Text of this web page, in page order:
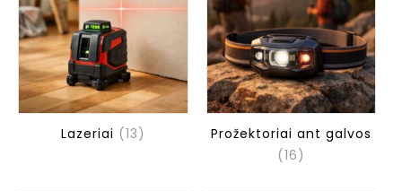
Lazeriai (13)
Prožektoriai ant galvos
(16)